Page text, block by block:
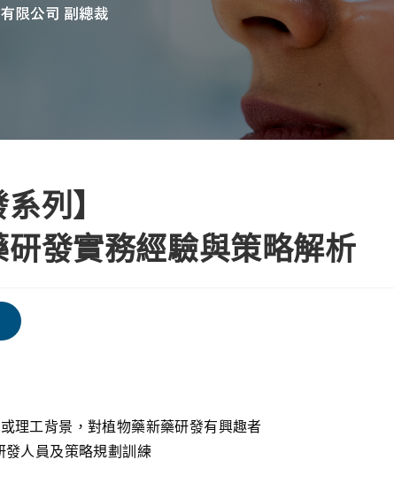
列】
發實務經驗與策略解析
理工背景，對植物藥新藥研發有興趣者
人員及策略規劃訓練